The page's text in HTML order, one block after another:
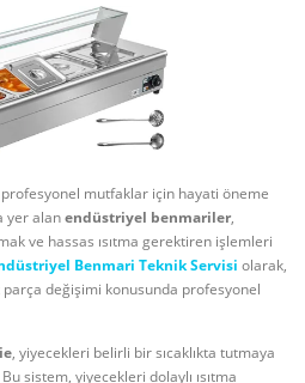
mutfaklar için hayati öneme
yer alanendüstriyel benmariler,
ve hassas ısıtma gerektiren işlemleri
Benmari Teknik Servisi olarak,
parça değişimi konusunda profesyonel
, yiyecekleri belirli bir sıcaklıkta tutmaya
sistem, yiyecekleri dolaylı ısıtma